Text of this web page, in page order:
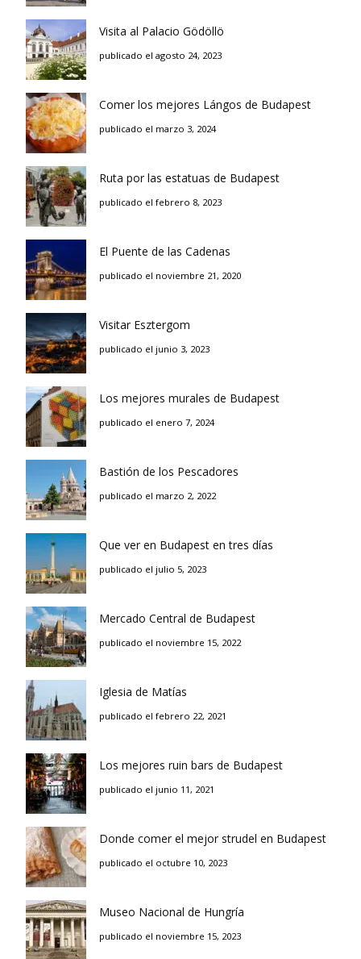
Visita al Palacio Gödöllö
publicado el agosto 24, 2023
Comer los mejores Lángos de Budapest
publicado el marzo 3, 2024
Ruta por las estatuas de Budapest
publicado el febrero 8, 2023
El Puente de las Cadenas
publicado el noviembre 21, 2020
Visitar Esztergom
publicado el junio 3, 2023
Los mejores murales de Budapest
publicado el enero 7, 2024
Bastión de los Pescadores
publicado el marzo 2, 2022
Que ver en Budapest en tres días
publicado el julio 5, 2023
Mercado Central de Budapest
publicado el noviembre 15, 2022
Iglesia de Matías
publicado el febrero 22, 2021
Los mejores ruin bars de Budapest
publicado el junio 11, 2021
Donde comer el mejor strudel en Budapest
publicado el octubre 10, 2023
Museo Nacional de Hungría
publicado el noviembre 15, 2023